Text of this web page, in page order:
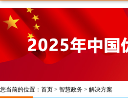
您当前的位置： 首页 > 智慧政务 > 解决方案